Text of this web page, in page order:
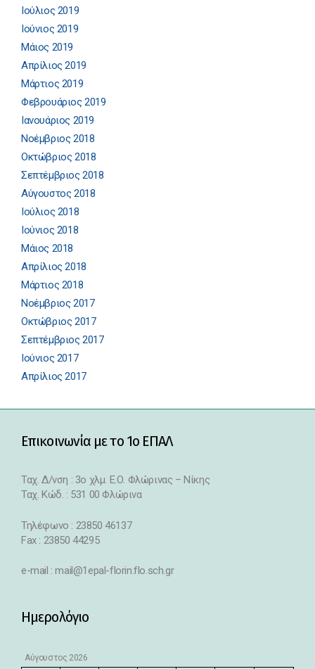
Ιούλιος 2019
Ιούνιος 2019
Μάιος 2019
Απρίλιος 2019
Μάρτιος 2019
Φεβρουάριος 2019
Ιανουάριος 2019
Νοέμβριος 2018
Οκτώβριος 2018
Σεπτέμβριος 2018
Αύγουστος 2018
Ιούλιος 2018
Ιούνιος 2018
Μάιος 2018
Απρίλιος 2018
Μάρτιος 2018
Νοέμβριος 2017
Οκτώβριος 2017
Σεπτέμβριος 2017
Ιούνιος 2017
Απρίλιος 2017
Επικοινωνία με το 1ο ΕΠΑΛ
Ταχ. Δ/νση : 3o χλμ. Ε.Ο. Φλώρινας – Νίκης
Ταχ. Κώδ. : 531 00 Φλώρινα
Τηλέφωνο : 23850 46137
Fax : 23850 44295
e-mail : mail@1epal-florin.flo.sch.gr
Ημερολόγιο
Αύγουστος 2026